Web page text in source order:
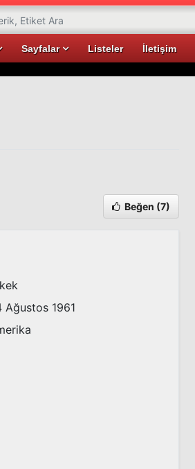
Sayfalar Listeler İletişim
Beğen (7)
Ağustos 1961